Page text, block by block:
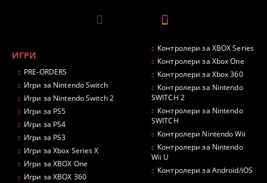
ИГРИ
PRE-ORDERS
Игри за Nintendo Switch
Игри за Nintendo Switch 2
Игри за PS5
Игри за PS4
Игри за PS3
Игри за Xbox Series X
Игри за XBOX One
Игри за XBOX 360
Контролери за XBOX Series
Контролери за Xbox One
Контролери за Xbox 360
Контролери за Nintendo
SWITCH 2
Контролери за Nintendo
SWITCH
Контролери Nintendo Wii
Контролери за Nintendo
Wii U
Контролери за Android/iOS